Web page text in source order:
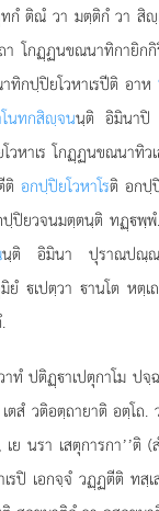
ติณํ วา มตฺติกํ วา สิฺ
า โกฏฺฏนขณนาทิกายิก
ทิกปฺปิยโวหาเรปีติ อาห
นทกสิฺจนนฺติ อิมินาปิ
วหาเร โกฏฺฏนขณนาทิ
อกปฺปิยโวหาโรติอกปฺ
ยวจนมตฺตนฺติ ทฏฺพฺพํ.
นฺติ อิมินา ปุราณปณฺ
เปตฺวา านโต หตฺเ
ทํ ปติฏฺาเปตุกาโม ปจฺ
เตสํ วติอตฺถายาติอตฺโถ.
, เย นรา เสตุการกา
รปิ เอกจฺจํ วฏฺฏตีติ ทสฺเ